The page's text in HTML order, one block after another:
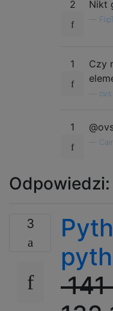
2 Nikt
1
Czy
ovs
1
Odpowiedzi:
3
141